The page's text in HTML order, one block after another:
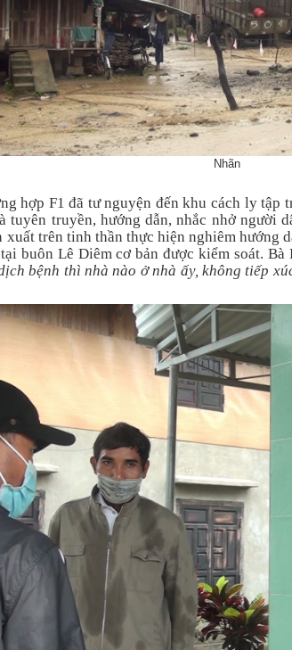
Nhãn
hợp F1 đã tư nguyện đến khu cách ly
tuyên truyền, hướng dẫn, nhắc nhở người
xuất trên tinh thần thực hiện nghiêm hướng
buôn Lê Diêm cơ bản được kiểm soát.
bệnh thì nhà nào ở nhà ấy, không tiếp